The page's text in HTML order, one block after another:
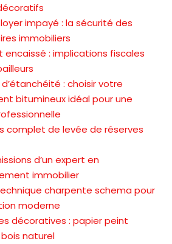
impayé : la sécurité des
immobiliers
encaissé : implications fiscales
: choisir votre
bitumineux idéal pour une
complet de levée de réserves
d’un expert en
immobilier
charpente schema pour
moderne
décoratives : papier peint
naturel